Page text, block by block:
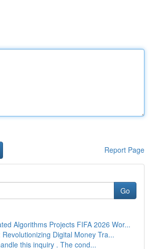
Report Page
Go
Algorithms Projects FIFA 2026 Wor...
Revolutionizing Digital Money Tra...
this inquiry . The cond...